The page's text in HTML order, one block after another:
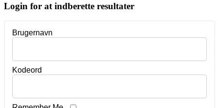
Login for at indberette resultater
Brugernavn
Kodeord